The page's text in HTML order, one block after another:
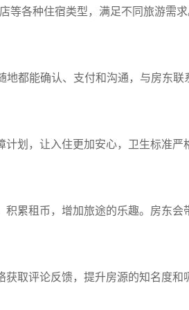
等各种住宿类型，满足不同旅游需
都能确认、支付和沟通，与房东联
划，让入住更加安心，卫生标准严
累租币，增加旅途的乐趣。房东会
取评论反馈，提升房源的知名度和